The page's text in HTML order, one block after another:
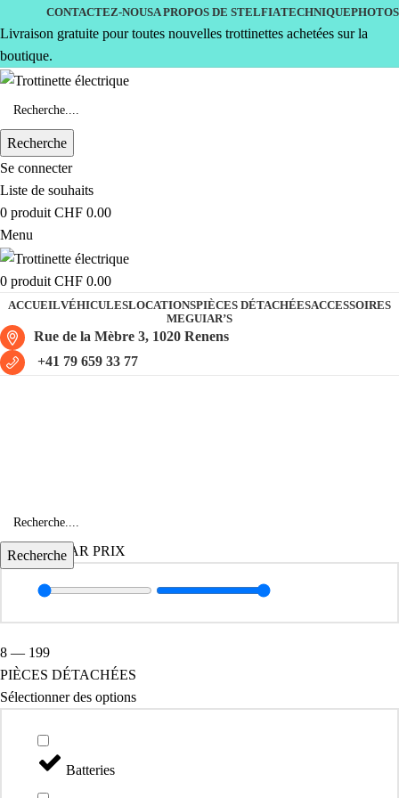
CONTACTEZ-NOUSA PROPOS DE STELFIATECHNIQUEPHOTOS
Livraison gratuite pour toutes nouvelles trottinettes achetées sur la
boutique.
Recherche
Se connecter
Liste de souhaits
0 produit CHF 0.00
Menu
0 produit CHF 0.00
ACCUEILVÉHICULESLOCATIONSPIÈCES DÉTACHÉESACCESSOIRES
MEGUIAR’S
Rue de la Mèbre 3, 1020 Renens
+41 79 659 33 77
Recherche
FILTRER PAR PRIX
8 — 199
PIÈCES DÉTACHÉES
Sélectionner des options
Batteries